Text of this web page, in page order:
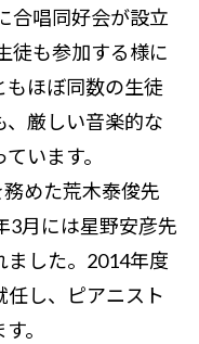
合唱同好会が設立
徒も参加する様に
もほぼ同数の生徒
、厳しい音楽的な
います。
めた荒木泰俊先
3月には星野安彦先
ました。2014年度
任し、ピアニスト
。